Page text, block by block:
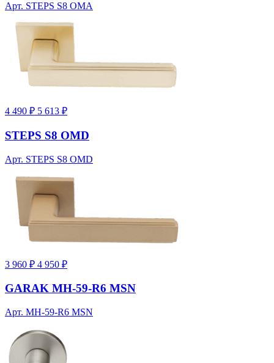
Арт. STEPS S8 OMA
4 490 ₽ 5 613 ₽
STEPS S8 OMD
Арт. STEPS S8 OMD
3 960 ₽ 4 950 ₽
GARAK MH-59-R6 MSN
Арт. MH-59-R6 MSN